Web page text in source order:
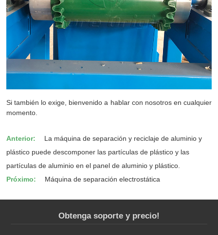
Si también lo exige, bienvenido a hablar con nosotros en cualquier
momento.
Anterior:
La máquina de separación y reciclaje de aluminio y
plástico puede descomponer las partículas de plástico y las
partículas de aluminio en el panel de aluminio y plástico.
Próximo:
Máquina de separación electrostática
Obtenga soporte y precio!